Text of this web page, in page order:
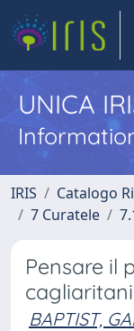
UNICA
IRIS
Catalogo
7 Curatele
Pensare il
cagliaritani
BAPTIST,